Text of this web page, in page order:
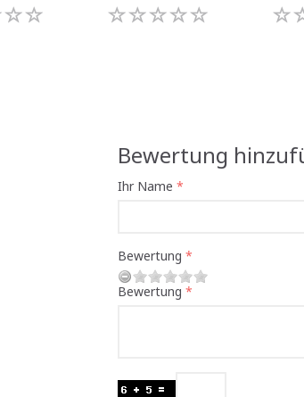
Bewertung
Ihr Name
Bewertung
Bewertung